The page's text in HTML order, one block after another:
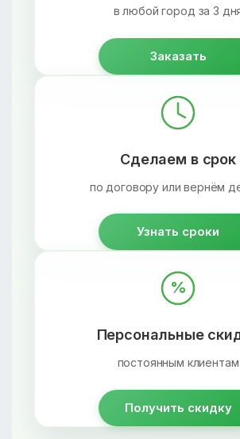
в любой город за 3
Заказать
Сделаем в срок
по договору или вернём
Узнать сроки
%
Персональные
постоянным клиентам
Получить скидку